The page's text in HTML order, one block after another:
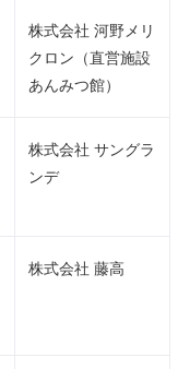
株式会社 河野メリ
クロン（直営施設
あんみつ館）
株式会社 サングラ
ンデ
株式会社 藤高